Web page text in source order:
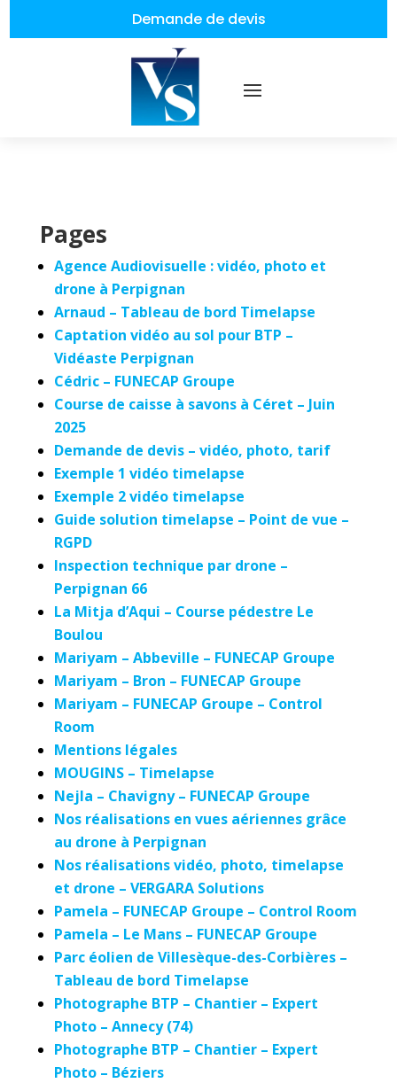
Demande de devis
Pages
Agence Audiovisuelle : vidéo, photo et
drone à Perpignan
Arnaud – Tableau de bord Timelapse
Captation vidéo au sol pour BTP –
Vidéaste Perpignan
Cédric – FUNECAP Groupe
Course de caisse à savons à Céret – Juin
2025
Demande de devis – vidéo, photo, tarif
Exemple 1 vidéo timelapse
Exemple 2 vidéo timelapse
Guide solution timelapse – Point de vue –
RGPD
Inspection technique par drone –
Perpignan 66
La Mitja d’Aqui – Course pédestre Le
Boulou
Mariyam – Abbeville – FUNECAP Groupe
Mariyam – Bron – FUNECAP Groupe
Mariyam – FUNECAP Groupe – Control
Room
Mentions légales
MOUGINS – Timelapse
Nejla – Chavigny – FUNECAP Groupe
Nos réalisations en vues aériennes grâce
au drone à Perpignan
Nos réalisations vidéo, photo, timelapse
et drone – VERGARA Solutions
Pamela – FUNECAP Groupe – Control Room
Pamela – Le Mans – FUNECAP Groupe
Parc éolien de Villesèque-des-Corbières –
Tableau de bord Timelapse
Photographe BTP – Chantier – Expert
Photo – Annecy (74)
Photographe BTP – Chantier – Expert
Photo – Béziers